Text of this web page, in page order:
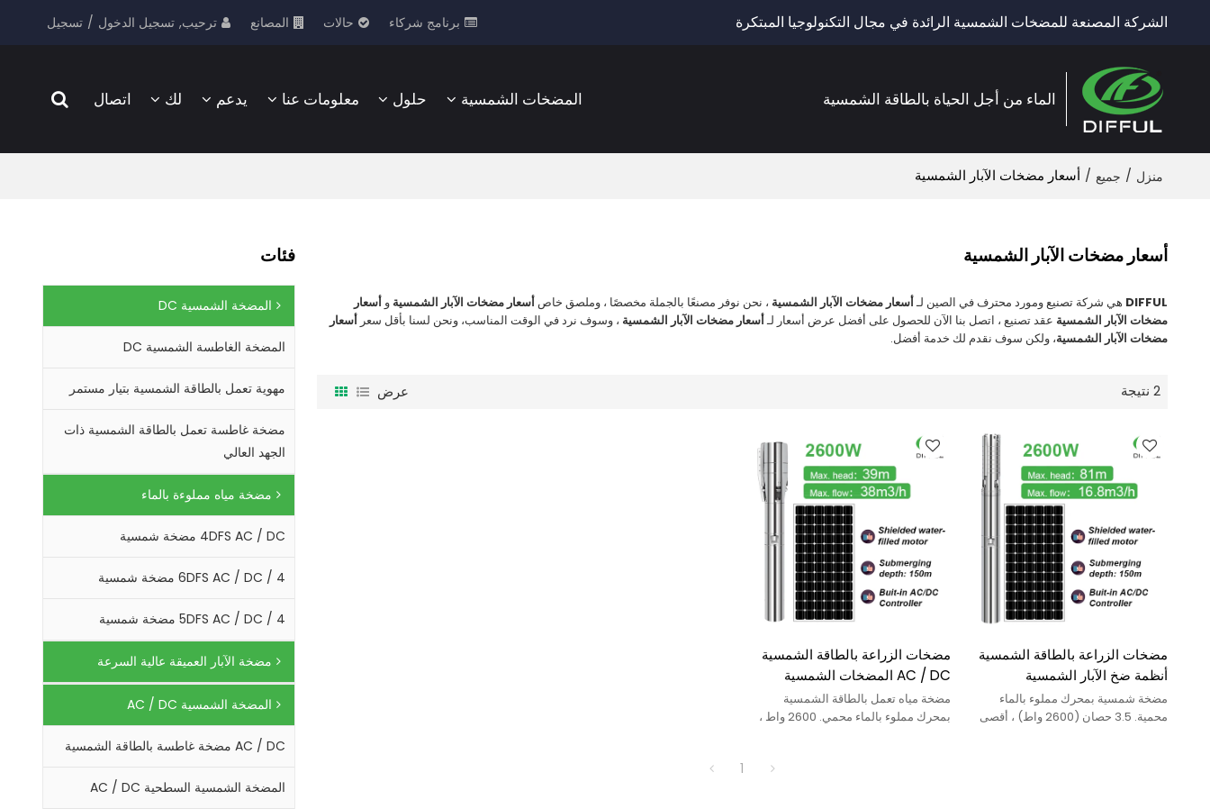
الشركة المصنعة للمضخات الشمسية الرائدة في مجال التكنولوجيا المبتكرة برنامج شركاء حالات المصانع ترحيب, تسجيل الدخول / تسجيل
الماء من أجل الحياة بالطاقة الشمسية المضخات الشمسية حلول معلومات عنا يدعم لك اتصال
منزل / جميع / أسعار مضخات الآبار الشمسية
فئات
المضخة الشمسية DC
المضخة الغاطسة الشمسية DC
مهوية تعمل بالطاقة الشمسية بتيار مستمر
مضخة غاطسة تعمل بالطاقة الشمسية ذات
الجهد العالي
مضخة مياه مملوءة بالماء
4DFS AC / DC مضخة شمسية
4 / 6DFS AC / DC مضخة شمسية
4 / 5DFS AC / DC مضخة شمسية
مضخة الآبار العميقة عالية السرعة
المضخة الشمسية AC / DC
AC / DC مضخة غاطسة بالطاقة الشمسية
المضخة الشمسية السطحية AC / DC
أسعار مضخات الآبار الشمسية
DIFFUL هي شركة تصنيع ومورد محترف في الصين لـأسعار مضخات الآبار الشمسية ، نحن نوفر مصنعًا بالجملة مخصصًا ، وملصق خاص أسعار مضخات الآبار الشمسية و أسعار
مضخات الآبار الشمسية عقد تصنيع ، اتصل بنا الآن للحصول على أفضل عرض أسعار لـأسعار مضخات الآبار الشمسية ، وسوف نرد في الوقت المناسب، ونحن لسنا بأقل سعر أسعار
مضخات الآبار الشمسية، ولكن سوف نقدم لك خدمة أفضل.
2 نتيجة عرض
مضخات الزراعة بالطاقة الشمسية
أنظمة ضخ الآبار الشمسية
المضخات الشمسية لمضخات المياه
المتتالية أسعار مضخات الآبار
مضخة شمسية بمحرك مملوء بالماء
محمية. 3.5 حصان (2600 واط) ، أقصى
مضخات الزراعة بالطاقة الشمسية
AC / DC المضخات الشمسية
للمزارع أنظمة ضخ الآبار الشمسية
تكلفة مضخة الآبار الشمسية
مضخة مياه تعمل بالطاقة الشمسية
بمحرك مملوء بالماء محمي. 2600 واط ،
1